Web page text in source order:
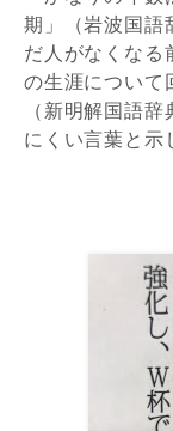
期」（岩波国語
だ人がなくなる
の生涯について
（新明解国語
にくい言葉と示